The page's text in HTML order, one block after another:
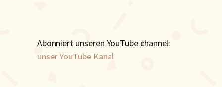
Abonniert unseren YouTube channel:
unser YouTube Kanal